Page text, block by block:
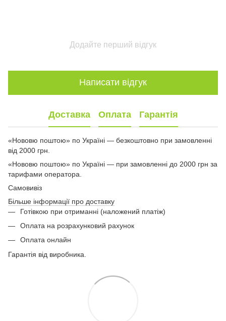
Додайте перший відгук
Написати відгук
Доставка Оплата Гарантія
«Нововю поштою» по Україні — безкоштовно при замовленні
від 2000 грн.
«Нововю поштою» по Україні — при замовленні до 2000 грн за
тарифами оператора.
Самовивіз
Більше інформації про доставку
Готівкою при отриманні (наложений платіж)
Оплата на розрахунковий рахунок
Оплата онлайн
Гарантія від виробника.